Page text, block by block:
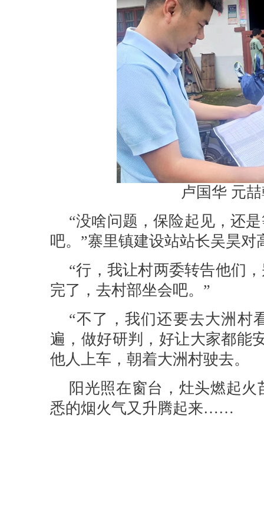
卢国华 元
“没啥问题，保险起见，还
吧。”寨里镇建设站站长吴昊对
“行，我让村两委转告他们
完了，去村部坐会吧。”
“不了，我们还要去大洲村
遍，做好研判，好让大家都能
他人上车，朝着大洲村驶去。
阳光照在窗台，灶头燃起
悉的烟火气又升腾起来……